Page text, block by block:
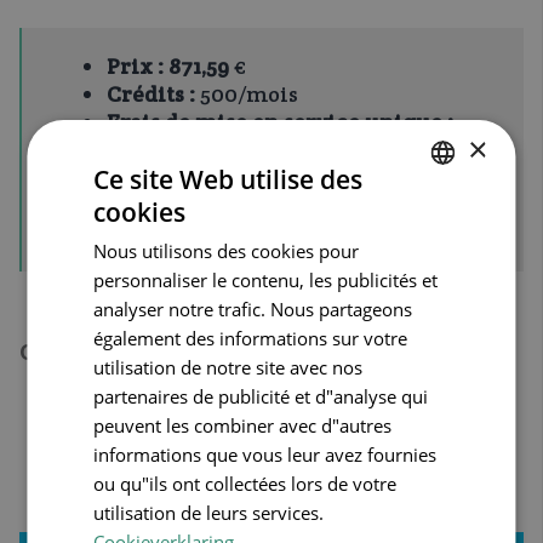
Prix : 871,59€
Crédits :500/mois
Frais de mise en service unique :
Prix par appel supplémentaire :
1,63€
Conditions valables pour toutes nos formules :
Tous les prix s’entendent hors TVA
Appels de plus de 3 minutes : + 1 crédit
+ 0,26 € par SMS envoyé
×
Ce site Web utilise des
cookies
Nous utilisons des cookies pour
personnaliser le contenu, les publicités et
analyser notre trafic. Nous partageons
également des informations sur votre
utilisation de notre site avec nos
partenaires de publicité et d"analyse qui
peuvent les combiner avec d"autres
informations que vous leur avez fournies
ou qu"ils ont collectées lors de votre
utilisation de leurs services.